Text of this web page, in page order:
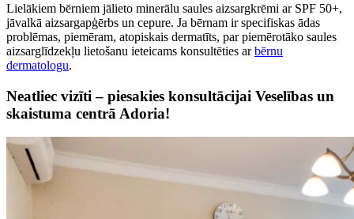
Lielākiem bērniem jālieto minerālu saules aizsargkrēmi ar SPF 50+,
jāvalkā aizsargapģērbs un cepure. Ja bērnam ir specifiskas ādas
problēmas, piemēram, atopiskais dermatīts, par piemērotāko saules
aizsarglīdzekļu lietošanu ieteicams konsultēties arbērnu
dermatologu.
Neatliec vizīti – piesakies konsultācijai Veselības un
skaistuma centrā Adoria!